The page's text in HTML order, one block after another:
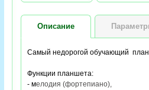
Описание
Самый недорогой обучающий
Функции планшета:
- мелодия (фортепиано),